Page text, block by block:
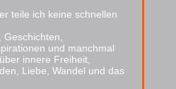
teile ich keine schnellen
und manchmal
innere Freiheit,
Liebe, Wandel und das